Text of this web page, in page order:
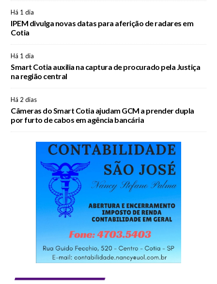
Há 1 dia
IPEM divulga novas datas para aferição de radares em
Cotia
Há 1 dia
Smart Cotia auxilia na captura de procurado pela Justiça
na região central
Há 2 dias
Câmeras do Smart Cotia ajudam GCM a prender dupla
por furto de cabos em agência bancária